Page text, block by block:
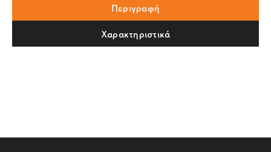
Περιγραφή
Χαρακτηριστικά